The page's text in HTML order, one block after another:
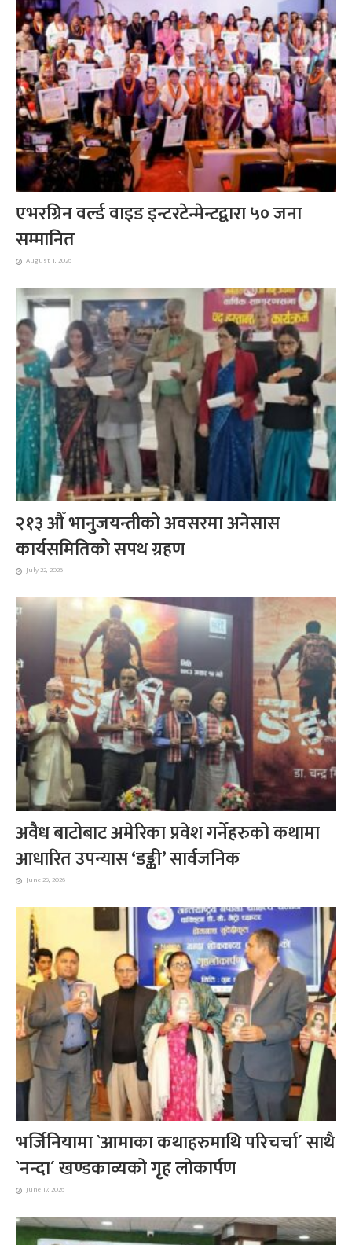
एभरग्रिन वर्ल्ड वाइड इन्टरटेन्मेन्टद्वारा ५० जना
सम्मानित
August 1, 2026
२१३ औँ भानुजयन्तीको अवसरमा अनेसास
कार्यसमितिको सपथ ग्रहण
July 22, 2026
अवैध बाटोबाट अमेरिका प्रवेश गर्नेहरुको कथामा
आधारित उपन्यास ‘डङ्की’ सार्वजनिक
June 29, 2026
भर्जिनियामा `आमाका कथाहरुमाथि परिचर्चा´ साथै
`नन्दा´ खण्डकाव्यको गृह लोकार्पण
June 17, 2026